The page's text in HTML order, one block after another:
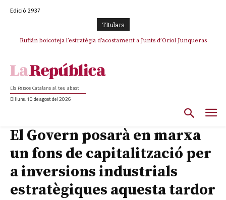
Edició 2937
TItulars
Rufián boicoteja l’estratègia d’acostament a Junts d’Oriol Junqueras
Rufián dinamita la unitat independentista amb un atac frontal al retorn
Els Països Catalans al teu abast
Dilluns, 10 de agost del 2026
El Govern posarà en marxa
un fons de capitalització per
a inversions industrials
estratègiques aquesta tardor